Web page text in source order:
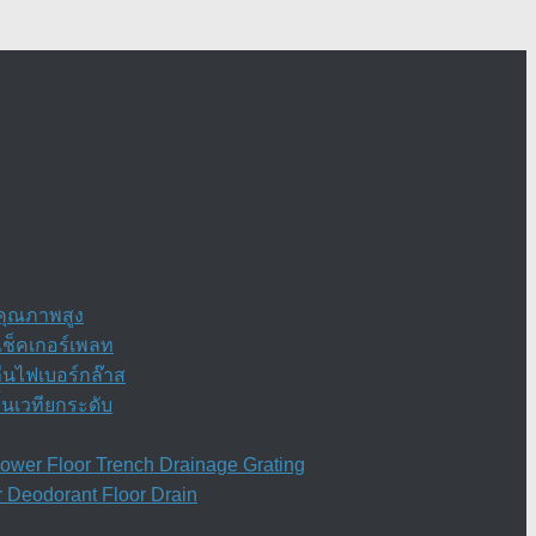
คุณภาพสูง
คเกอร์เพลท
ไฟเบอร์กล๊าส
เวทียกระดับ
Floor Trench Drainage Grating
Floor Drain